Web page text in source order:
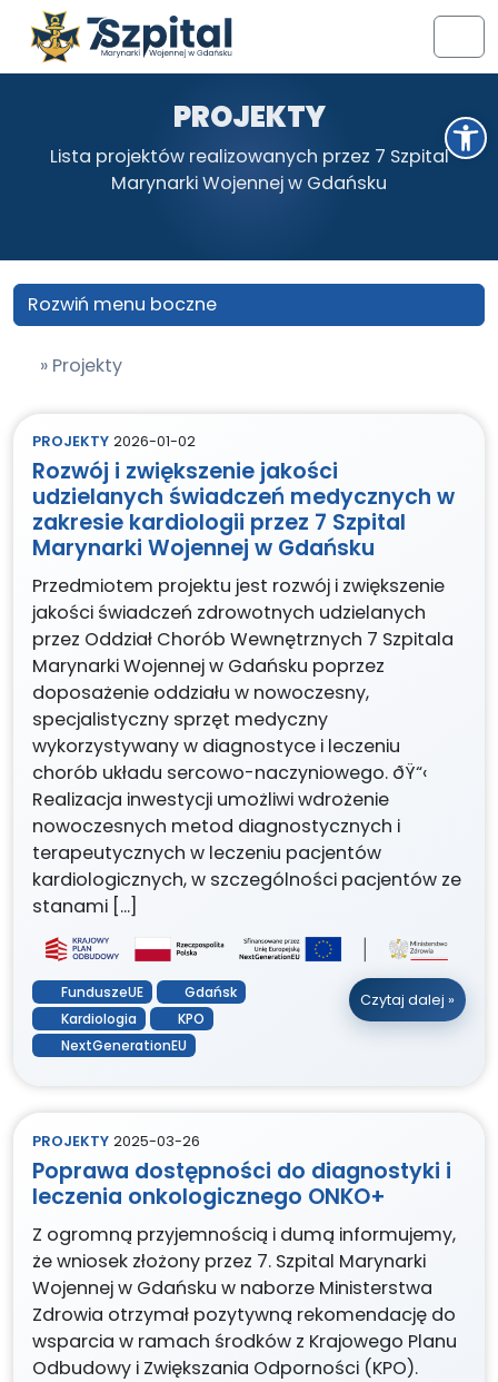
Otwórz pasek narzędzi
Przejdź do treści
Przejdź do stopki
PROJEKTY
Lista projektów realizowanych przez 7 Szpital
Marynarki Wojennej w Gdańsku
» Projekty
PROJEKTY 2026-01-02
Rozwój i zwiększenie jakości
udzielanych świadczeń medycznych w
zakresie kardiologii przez 7 Szpital
Marynarki Wojennej w Gdańsku
Przedmiotem projektu jest rozwój i zwiększenie
jakości świadczeń zdrowotnych udzielanych
przez Oddział Chorób Wewnętrznych 7 Szpitala
Marynarki Wojennej w Gdańsku poprzez
doposażenie oddziału w nowoczesny,
specjalistyczny sprzęt medyczny
wykorzystywany w diagnostyce i leczeniu
chorób układu sercowo-naczyniowego. ðŸ“‹
Realizacja inwestycji umożliwi wdrożenie
nowoczesnych metod diagnostycznych i
terapeutycznych w leczeniu pacjentów
kardiologicznych, w szczególności pacjentów ze
stanami […]
Czytaj dalej »
FunduszeUE
Gdańsk
Kardiologia
KPO
NextGenerationEU
PROJEKTY 2025-03-26
Poprawa dostępności do diagnostyki i
leczenia onkologicznego ONKO+
Z ogromną przyjemnością i dumą informujemy,
że wniosek złożony przez 7. Szpital Marynarki
Wojennej w Gdańsku w naborze Ministerstwa
Zdrowia otrzymał pozytywną rekomendację do
wsparcia w ramach środków z Krajowego Planu
Odbudowy i Zwiększania Odporności (KPO).
Rozwiń menu boczne